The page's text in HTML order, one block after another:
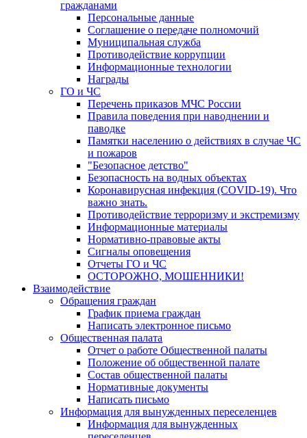
гражданами
Персональные данные
Соглашение о передаче полномочий
Муниципальная служба
Противодействие коррупции
Информационные технологии
Награды
ГО и ЧС
Перечень приказов МЧС России
Правила поведения при наводнении и
паводке
Памятки населению о действиях в случае ЧС
и пожаров
"Безопасное детство"
Безопасность на водных объектах
Коронавирусная инфекция (COVID-19). Что
важно знать.
Противодействие терроризму и экстремизму
Информационные материалы
Нормативно-правовые акты
Сигналы оповещения
Отчеты ГО и ЧС
ОСТОРОЖНО, МОШЕННИКИ!
Взаимодействие
Обращения граждан
График приема граждан
Написать электронное письмо
Общественная палата
Отчет о работе Общественной палаты
Положение об общественной палате
Состав общественной палаты
Нормативные документы
Написать письмо
Информация для вынужденных переселенцев
Информация для вынужденных